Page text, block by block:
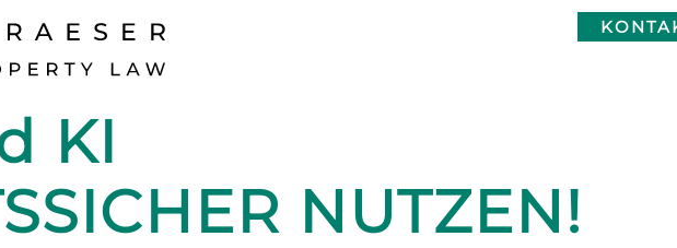
KI
NUTZEN!